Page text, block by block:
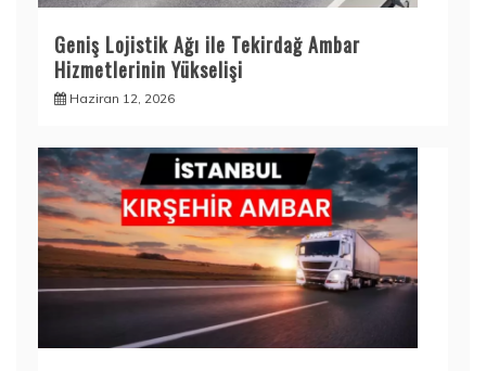
Geniş Lojistik Ağı ile Tekirdağ Ambar
Hizmetlerinin Yükselişi
Haziran 12, 2026